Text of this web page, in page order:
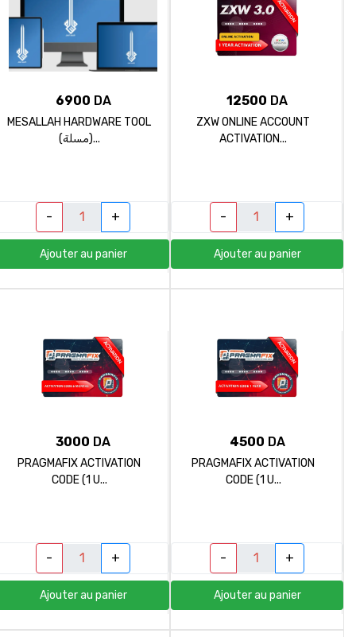
6900 DA
MESALLAH HARDWARE TOOL
(مسلة)...
- +
Ajouter au panier
12500 DA
ZXW ONLINE ACCOUNT
ACTIVATION...
- +
Ajouter au panier
3000 DA
PRAGMAFIX ACTIVATION
CODE (1 U...
- +
Ajouter au panier
4500 DA
PRAGMAFIX ACTIVATION
CODE (1 U...
- +
Ajouter au panier